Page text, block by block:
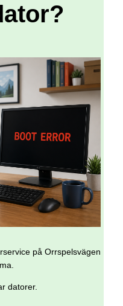
på Orrspelsvägen
datorer.